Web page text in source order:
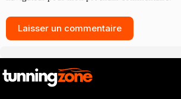
Laisser un commentaire